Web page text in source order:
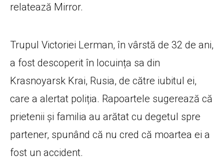
relatează Mirror.
Trupul Victoriei Lerman, în vârstă de 32 de ani,
a fost descoperit în locuința sa din
Krasnoyarsk Krai, Rusia, de către iubitul ei,
care a alertat poliția. Rapoartele sugerează că
prietenii și familia au arătat cu degetul spre
partener, spunând că nu cred că moartea ei a
fost un accident.